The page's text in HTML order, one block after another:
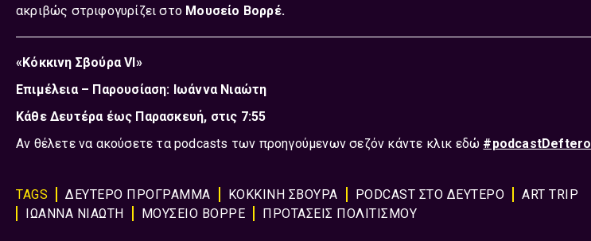
ακριβώς στριφογυρίζει στο Μουσείο Βορρέ.
«Κόκκινη ΣβούραVI»
Επιμέλεια – Παρουσίαση: Ιωάννα Νιαώτη
Κάθε Δευτέρα έως Παρασκευή, στις 7:55
Αν θέλετε να ακούσετε τα podcasts των προηγούμενων σεζόν κάντε κλικ εδώ #podcastDeftero
TAGS ΔΕΥΤΕΡΟ ΠΡΟΓΡΑΜΜΑ ΚΟΚΚΙΝΗ ΣΒΟΥΡΑ PODCAST ΣΤΟ ΔΕΎΤΕΡΟ
ART TRIP
ΙΩΑΝΝΑ ΝΙΑΩΤΗ
ΜΟΥΣΕΙΟ ΒΟΡΡΕ ΠΡΟΤΑΣΕΙΣ ΠΟΛΙΤΙΣΜΟΥ